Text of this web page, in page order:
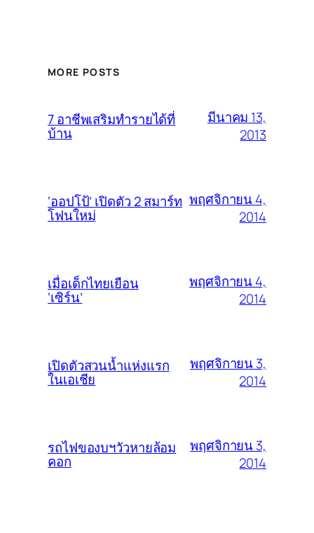
MORE POSTS
7 อาชีพเสริมทำรายได้ที่
บ้าน
มีนาคม 13,
2013
‘ออปโป้’ เปิดตัว 2 สมาร์ท
โฟนใหม่
พฤศจิกายน 4,
2014
เมื่อเด็กไทยเยือน
‘เซิร์น’
พฤศจิกายน 4,
2014
เปิดตัวสวนน้ำแห่งแรก
ในเอเชีย
พฤศจิกายน 3,
2014
รถไฟของบฯวัวหายล้อม
คอก
พฤศจิกายน 3,
2014